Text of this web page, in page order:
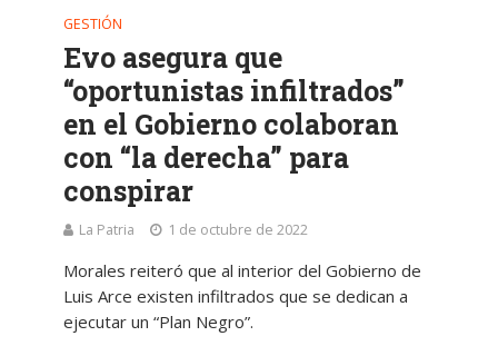
GESTIÓN
Evo asegura que
“oportunistas infiltrados”
en el Gobierno colaboran
con “la derecha” para
conspirar
La Patria 1 de octubre de 2022
Morales reiteró que al interior del Gobierno de
Luis Arce existen infiltrados que se dedican a
ejecutar un “Plan Negro”.